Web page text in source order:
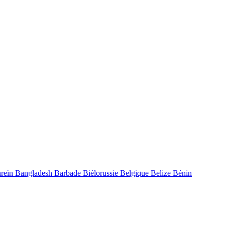
Bangladesh Barbade Biélorussie Belgique Belize Bénin